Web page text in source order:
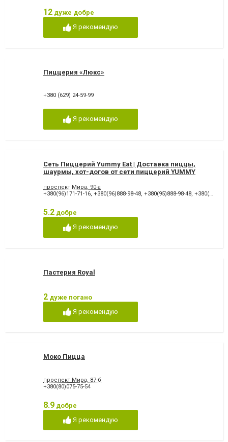
12 дуже добре
Я рекомендую
Пиццерия «Люкс»
+380 (629) 24-59-99
Я рекомендую
Сеть Пиццерий Yummy Eat | Доставка пиццы,
шаурмы, хот-догов от сети пиццерий YUMMY
проспект Мира, 90-а
+380(96)171-71-16, +380(96)888-98-48, +380(95)888-98-48, +380(96)645-01-01
5.2 добре
Я рекомендую
Пастерия Royal
2 дуже погано
Я рекомендую
Моко Пицца
проспект Мира, 87-б
+380(80)075-75-54
8.9 добре
Я рекомендую